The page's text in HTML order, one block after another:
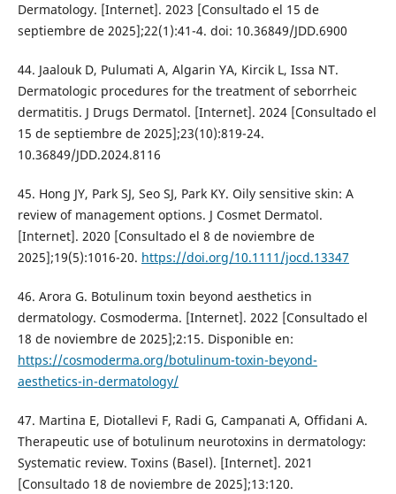
Dermatology. [Internet]. 2023 [Consultado el 15 de
septiembre de 2025];22(1):41-4. doi: 10.36849/JDD.6900
44. Jaalouk D, Pulumati A, Algarin YA, Kircik L, Issa NT.
Dermatologic procedures for the treatment of seborrheic
dermatitis. J Drugs Dermatol. [Internet]. 2024 [Consultado el
15 de septiembre de 2025];23(10):819-24.
10.36849/JDD.2024.8116
45. Hong JY, Park SJ, Seo SJ, Park KY. Oily sensitive skin: A
review of management options. J Cosmet Dermatol.
[Internet]. 2020 [Consultado el 8 de noviembre de
2025];19(5):1016-20. https://doi.org/10.1111/jocd.13347
46. Arora G. Botulinum toxin beyond aesthetics in
dermatology. Cosmoderma. [Internet]. 2022 [Consultado el
18 de noviembre de 2025];2:15. Disponible en:
https://cosmoderma.org/botulinum-toxin-beyond-
aesthetics-in-dermatology/
47. Martina E, Diotallevi F, Radi G, Campanati A, Offidani A.
Therapeutic use of botulinum neurotoxins in dermatology:
Systematic review. Toxins (Basel). [Internet]. 2021
[Consultado 18 de noviembre de 2025];13:120.